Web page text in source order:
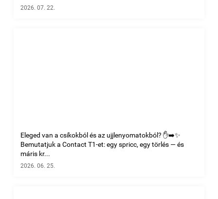
2026. 07. 22.
Eleged van a csíkokból és az ujjlenyomatokból? ✋➡️✨
Bemutatjuk a Contact T1-et: egy spricc, egy törlés — és
máris kr...
2026. 06. 25.